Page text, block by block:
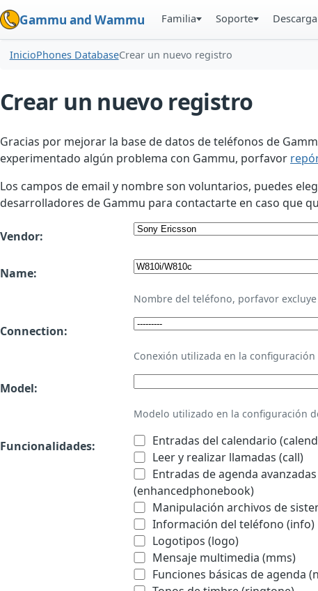
Gammu and Wammu Familia Soporte
InicioPhones DatabaseCrear un nuevo registro
Crear un nuevo registro
Gracias por mejorar la base de datos de teléfonos de
experimentado algún problema con Gammu, porfavor
Los campos de email y nombre son voluntarios, puedes
desarrolladores de Gammu para contactarte en caso que
Vendor:
Name:
Nombre del teléfono, porfavor
Connection:
Conexión utilizada en la configuración
Model:
Modelo utilizado en la configuración
Funcionalidades:
Entradas del calendario
Leer y realizar llamadas (call)
Entradas de agenda
(enhancedphonebook)
Manipulación archivos de
Información del teléfono (info)
Logotipos (logo)
Mensaje multimedia (mms)
Funciones básicas de agenda